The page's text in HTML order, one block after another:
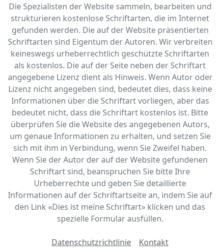
Die Spezialisten der Website sammeln, bearbeiten und
strukturieren kostenlose Schriftarten, die im Internet
gefunden werden. Die auf der Website präsentierten
Schriftarten sind Eigentum der Autoren. Wir verbreiten
keineswegs urheberrechtlich geschützte Schriftarten
als kostenlos. Die auf der Seite neben der Schriftart
angegebene Lizenz dient als Hinweis. Wenn Autor oder
Lizenz nicht angegeben sind, bedeutet dies, dass keine
Informationen über die Schriftart vorliegen, aber das
bedeutet nicht, dass die Schriftart kostenlos ist. Bitte
überprüfen Sie die Website des angegebenen Autors,
um genaue Informationen zu erhalten, und setzen Sie
sich mit ihm in Verbindung, wenn Sie Zweifel haben.
Wenn Sie der Autor der auf der Website gefundenen
Schriftart sind, beanspruchen Sie bitte Ihre
Urheberrechte und geben Sie detaillierte
Informationen auf der Schriftartseite an, indem Sie auf
den Link «‎Dies ist meine Schriftart» klicken und das
spezielle Formular ausfüllen.
Datenschutzrichtlinie Kontakt